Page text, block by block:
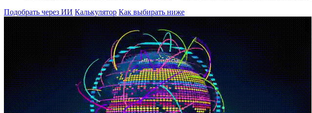
Подобрать через ИИ Калькулятор Как выбирать ниже